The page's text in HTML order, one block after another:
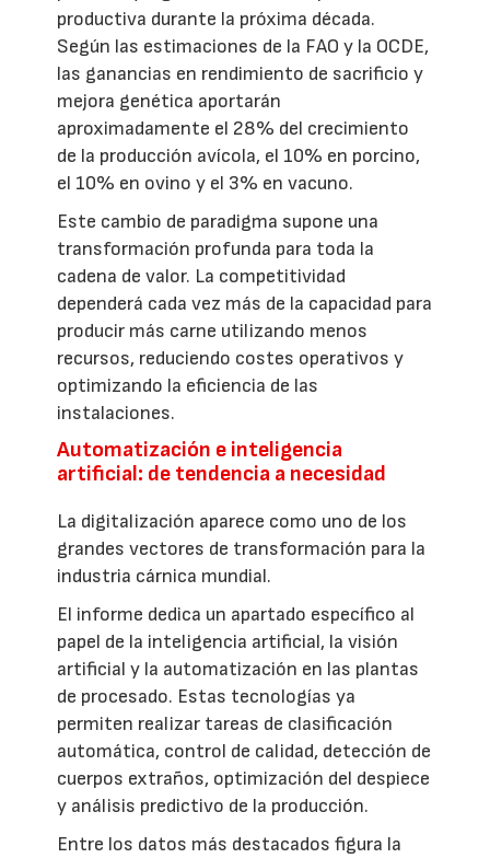
productiva durante la próxima década.
Según las estimaciones de la FAO y la OCDE,
las ganancias en rendimiento de sacrificio y
mejora genética aportarán
aproximadamente el 28% del crecimiento
de la producción avícola, el 10% en porcino,
el 10% en ovino y el 3% en vacuno.
Este cambio de paradigma supone una
transformación profunda para toda la
cadena de valor. La competitividad
dependerá cada vez más de la capacidad para
producir más carne utilizando menos
recursos, reduciendo costes operativos y
optimizando la eficiencia de las
instalaciones.
Automatización e inteligencia
artificial: de tendencia a necesidad
La digitalización aparece como uno de los
grandes vectores de transformación para la
industria cárnica mundial.
El informe dedica un apartado específico al
papel de la inteligencia artificial, la visión
artificial y la automatización en las plantas
de procesado. Estas tecnologías ya
permiten realizar tareas de clasificación
automática, control de calidad, detección de
cuerpos extraños, optimización del despiece
y análisis predictivo de la producción.
Entre los datos más destacados figura la